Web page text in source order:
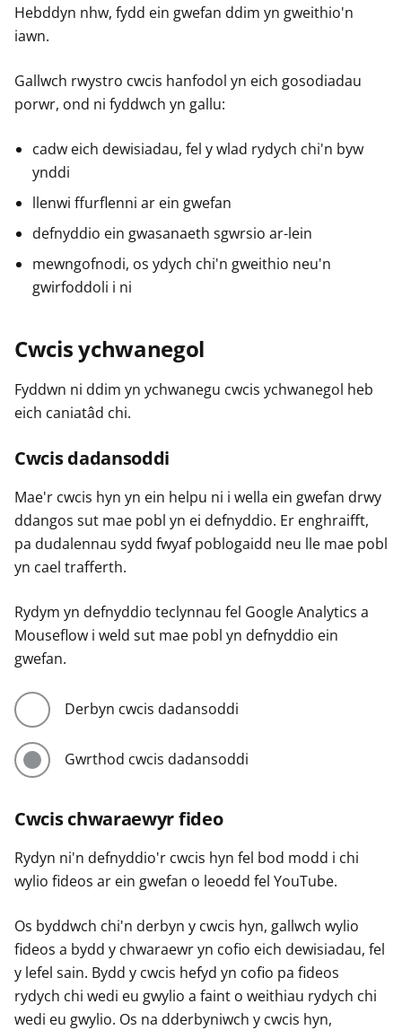
Hebddyn nhw, fydd ein gwefan ddim yn gweithio'n
iawn.
Gallwch rwystro cwcis hanfodol yn eich gosodiadau
porwr, ond ni fyddwch yn gallu:
cadw eich dewisiadau, fel y wlad rydych chi'n byw
ynddi
llenwi ffurflenni ar ein gwefan
defnyddio ein gwasanaeth sgwrsio ar-lein
mewngofnodi, os ydych chi'n gweithio neu'n
gwirfoddoli i ni
Cwcis ychwanegol
Fyddwn ni ddim yn ychwanegu cwcis ychwanegol heb
eich caniatâd chi.
Cwcis dadansoddi
Mae'r cwcis hyn yn ein helpu ni i wella ein gwefan drwy
ddangos sut mae pobl yn ei defnyddio. Er enghraifft,
pa dudalennau sydd fwyaf poblogaidd neu lle mae pobl
yn cael trafferth.
Rydym yn defnyddio teclynnau fel Google Analytics a
Mouseflow i weld sut mae pobl yn defnyddio ein
gwefan.
Derbyn cwcis dadansoddi
Gwrthod cwcis dadansoddi
Cwcis chwaraewyr fideo
Rydyn ni'n defnyddio'r cwcis hyn fel bod modd i chi
wylio fideos ar ein gwefan o leoedd fel YouTube.
Os byddwch chi'n derbyn y cwcis hyn, gallwch wylio
fideos a bydd y chwaraewr yn cofio eich dewisiadau, fel
y lefel sain. Bydd y cwcis hefyd yn cofio pa fideos
rydych chi wedi eu gwylio a faint o weithiau rydych chi
wedi eu gwylio. Os na dderbyniwch y cwcis hyn,